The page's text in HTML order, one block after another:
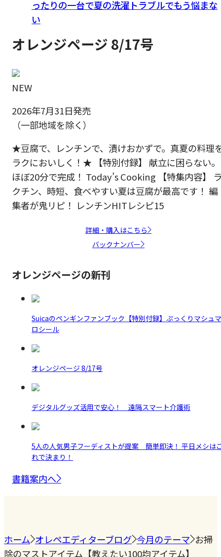
ったりの一台で夏の洗濯トラブルでもう悩まな
い
オレンジページ 8/17号
NEW
2026年7月31日発売
（一部地域を除く）
★豆腐で、レンチンで、漬けおかずで。真夏の料理
ラクにおいしく！★ 【特別付録】 献立に困らない。
ほぼ20分で完成！ Today’s Cooking 【特集内容】
クチン、時短、食べやすい夏は豆腐が最高です！ 編
集者が鬼リピ！ レンチンHITレシピ15
詳細・購入はこちら
バックナンバー
オレンジページの新刊
Suicaのペンギンファンブック【特別付録】ぷっくりマシュマ
ロシール
オレンジページ 8/17号
デジタルグッズ活用で安心！ 遠隔スマート介護術
5人の人気男子フーディストが提案 簡単即決！ 平日メシは
れで決まり！
書籍案内へ
ホーム オレペエディターブログ 今月のテーマ お掃
除のマストアイテム【教えたい100均アイテム】